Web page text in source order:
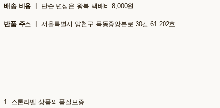
배송 비용 ㅣ 단순 변심은 왕복 택배비 8,000원
반품 주소 ㅣ 서울특별시 양천구 목동중앙본로 30길 61 202호
1. 스톤라벨 상품의 품질보증